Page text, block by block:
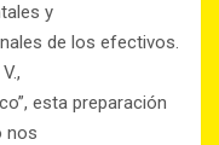
y
de los efectivos.
esta preparación
nos